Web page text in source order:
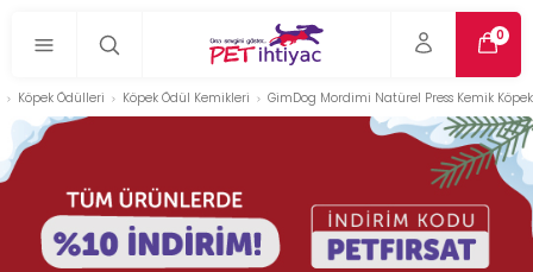
0
Köpek Ödülleri Köpek Ödül Kemikleri GimDog Mordimi Natürel Press Kemik